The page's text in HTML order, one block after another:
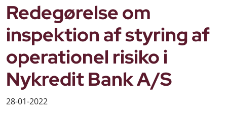
Redegørelse om
inspektion af styring af
operationel risiko i
Nykredit Bank A/S
28-01-2022